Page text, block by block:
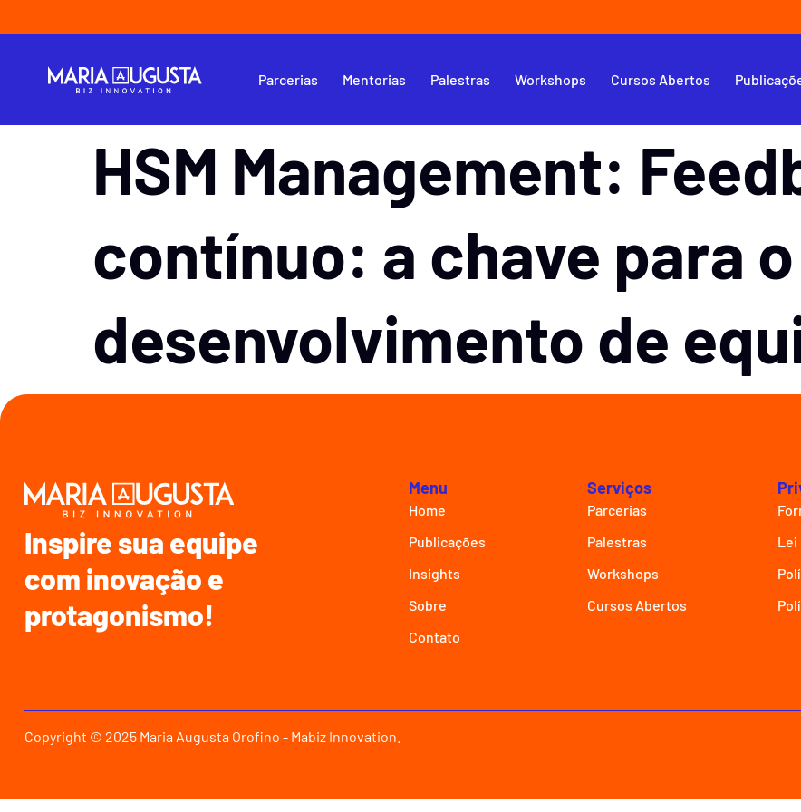
Parcerias Mentorias Palestras Workshops Cursos Abertos
HSM Management:
contínuo: a chave para o
desenvolvimento de
Inspire sua equipe
com inovação e
protagonismo!
Menu
Home
Publicações
Insights
Sobre
Contato
Serviços
Parcerias
Palestras
Workshops
Cursos Abertos
Lei
Copyright © 2025 Maria Augusta Orofino - Mabiz Innovation.